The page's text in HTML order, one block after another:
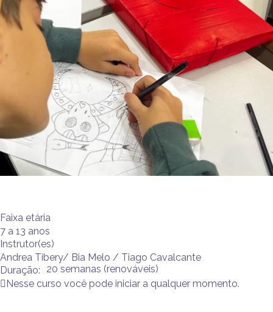
Faixa etária
7 a 13 anos
Instrutor(es)
Andrea Tibery/ Bia Melo / Tiago Cavalcante
Duração:
20 semanas (renováveis)
Nesse curso você pode iniciar a qualquer momento.